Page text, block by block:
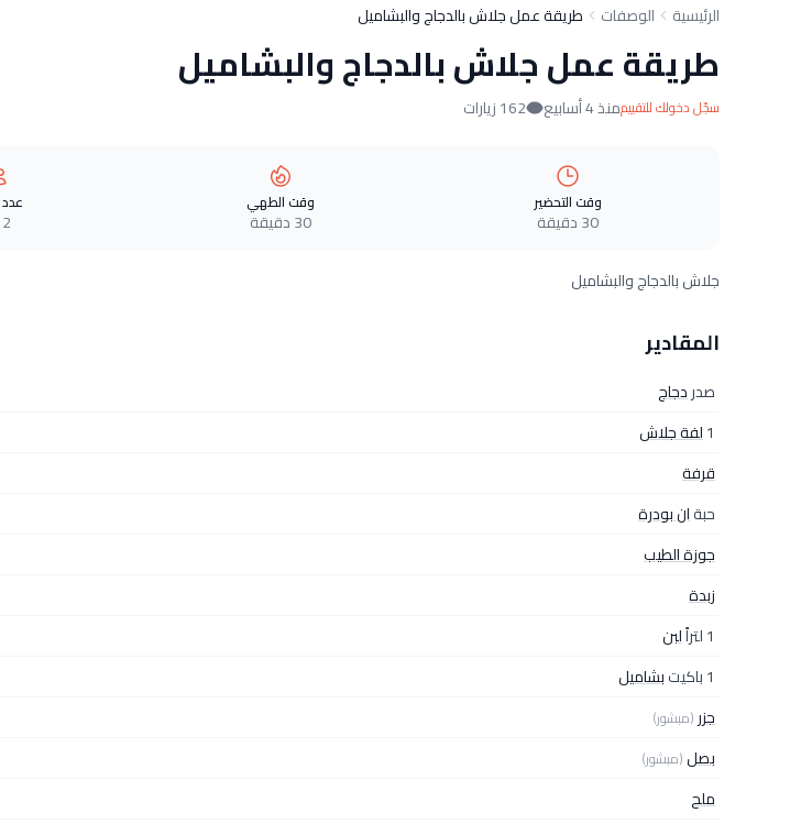
الرئيسية الوصفات طريقة عمل جلاش بالدجاج والبشاميل
طريقة عمل جلاش بالدجاج والبشاميل
سجّل دخولك للتقييممنذ 4 أسابيع 162 زيارات
وقت التحضير
30 دقيقة
وقت الطهي
30 دقيقة
عدد
2 فرد
جلاش بالدجاج والبشاميل
المقادير
صدردجاج
1لفة جلاش
قرفة
حبةان بودرة
جوزة الطيب
زبدة
1 لتراً
لبن
1 باكيت
بشاميل
جزر (مبشور)
بصل(مبشور)
ملح